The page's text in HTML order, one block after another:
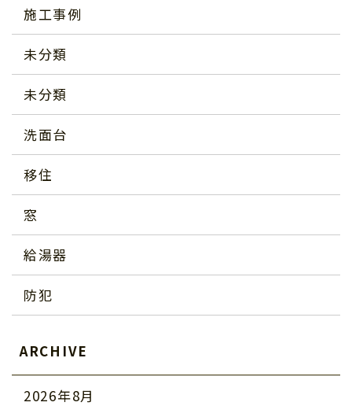
施工事例
未分類
未分類
洗面台
移住
窓
給湯器
防犯
ARCHIVE
2026年8月